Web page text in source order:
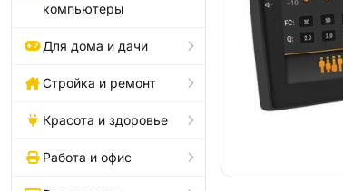
компьютеры
Для дома и дачи
Стройка и ремонт
Красота и здоровье
Работа и офис